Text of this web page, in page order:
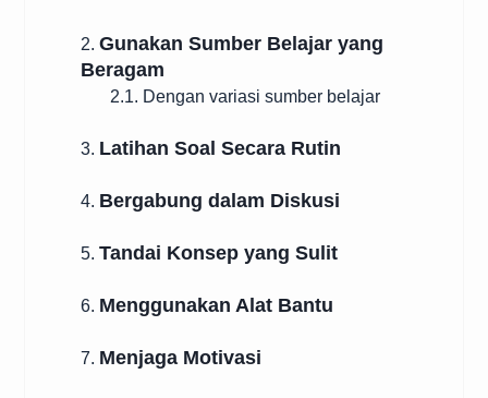
2. Gunakan Sumber Belajar yang
Beragam
2.1. Dengan variasi sumber belajar
3. Latihan Soal Secara Rutin
4. Bergabung dalam Diskusi
5. Tandai Konsep yang Sulit
6. Menggunakan Alat Bantu
7. Menjaga Motivasi